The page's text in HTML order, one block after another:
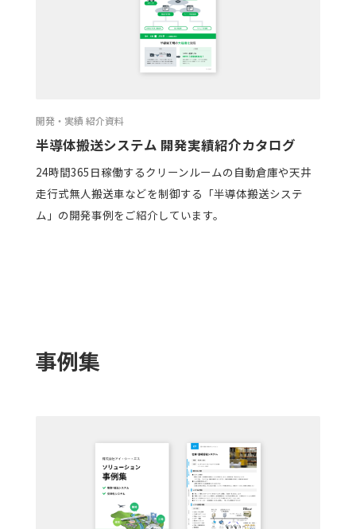
開発・実績 紹介資料
半導体搬送システム 開発実績紹介カタログ
24時間365日稼働するクリーンルームの自動倉庫や天井
走行式無人搬送車などを制御する「半導体搬送システ
ム」の開発事例をご紹介しています。
事例集